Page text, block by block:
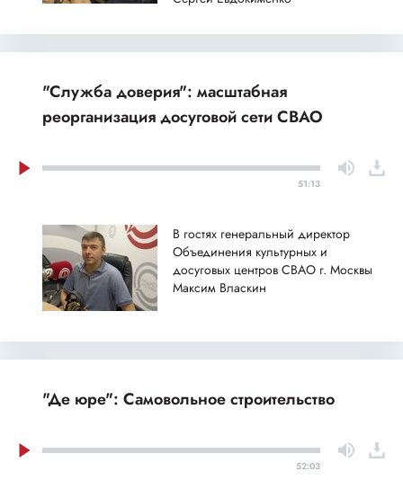
"Служба доверия": масштабная
реорганизация досуговой сети СВАО
51:13
В гостях генеральный директор
Объединения культурных и
досуговых центров СВАО г. Москвы
Максим Власкин
"Де юре": Самовольное строительство
52:03